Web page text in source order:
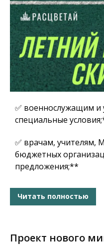
✅ военнослужащим
специальные
✅ врачам, учителям,
бюджетных
предложения;**
Читать полностью
Проект нового